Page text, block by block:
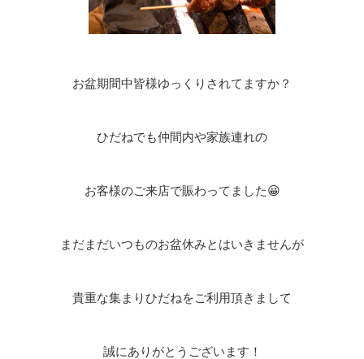
お盆期間中皆様ゆっくりされてますか？
ひだねでも仲間内や家族連れの
お客様のご来店で賑わってました😀
まだまだいつものお盆休みとはいきませんが
貴重な集まりひだねをご利用頂きまして
誠にありがとうございます！